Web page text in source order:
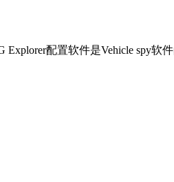
配置软件是Vehicle spy软